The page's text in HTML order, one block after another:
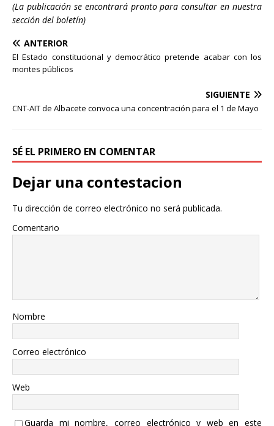
(La publicación se encontrará pronto para consultar en nuestra
sección del boletín)
ANTERIOR
El Estado constitucional y democrático pretende acabar con los
montes públicos
SIGUIENTE
CNT-AIT de Albacete convoca una concentración para el 1 de Mayo
SÉ EL PRIMERO EN COMENTAR
Dejar una contestacion
Tu dirección de correo electrónico no será publicada.
Comentario
Nombre
Correo electrónico
Web
Guarda mi nombre, correo electrónico y web en este